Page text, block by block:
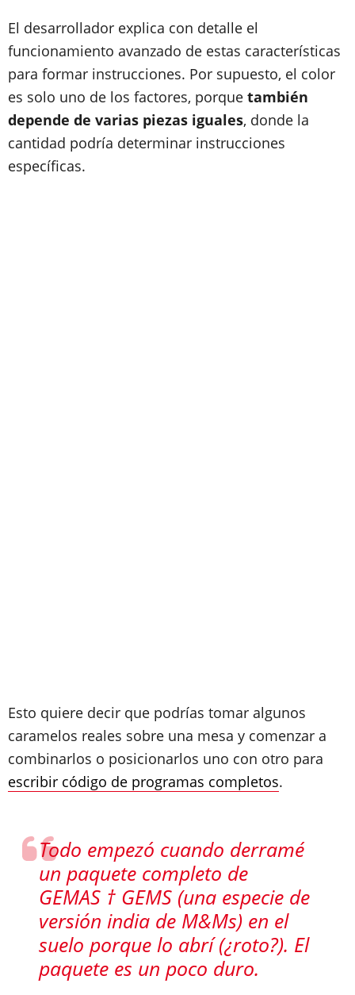
El desarrollador explica con detalle el
funcionamiento avanzado de estas características
para formar instrucciones. Por supuesto, el color
es solo uno de los factores, porque también
depende de varias piezas iguales, donde la
cantidad podría determinar instrucciones
específicas.
Esto quiere decir que podrías tomar algunos
caramelos reales sobre una mesa y comenzar a
combinarlos o posicionarlos uno con otro para
escribir código de programas completos.
Todo empezó cuando derramé
un paquete completo de
GEMAS † GEMS (una especie de
versión india de M&Ms) en el
suelo porque lo abrí (¿roto?). El
paquete es un poco duro.